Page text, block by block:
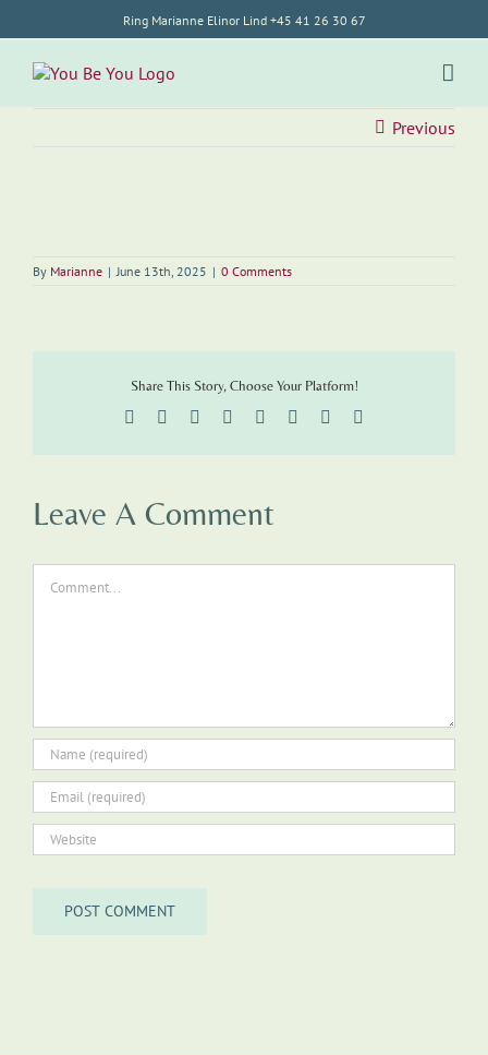
Ring Marianne Elinor Lind +45 41 26 30 67
Previous
By Marianne | June 13th, 2025 | 0 Comments
Share This Story, Choose Your Platform!
Facebook
TwitterReddit LinkedIn
TumblrPinterest
Leave A Comment